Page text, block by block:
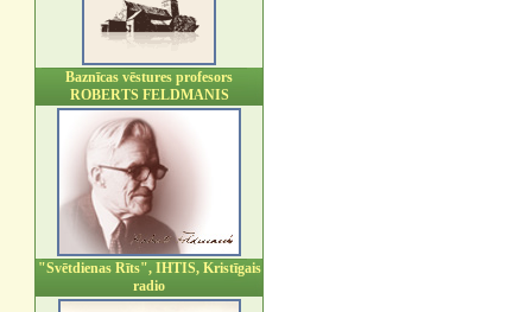
Baznīcas vēstures profesors
ROBERTS FELDMANIS
"Svētdienas Rīts", IHTIS, Kristīgais
radio